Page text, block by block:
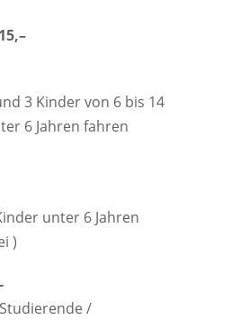
3 Kinder von 6 bis 14
6 Jahren fahren
unter 6 Jahren
)
/